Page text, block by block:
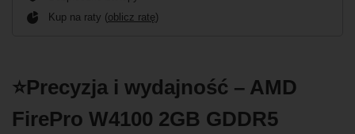
Kup na raty (oblicz ratę)
⭐Precyzja i wydajność – AMD
FirePro W4100 2GB GDDR5